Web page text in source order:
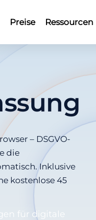
Preise Ressourcen
– DSGVO-
die
Inklusive
kostenlose 45